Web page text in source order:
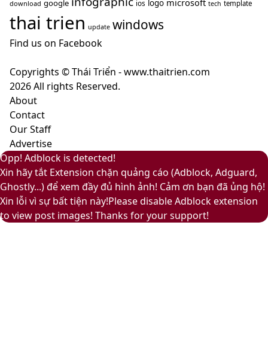
nghĩa
gì?
Fuzz
–
của
nhã
nhặn
và
ấm
áp
download google ios logo microsoft tech template
thai trien update windows
Find us on Facebook
Copyrights © Thái Triển - www.thaitrien.com
2026 All rights Reserved.
About
Contact
Our Staff
Advertise
Facebook
X
LinkedIn
YouTube
Google
Play
Back
to
top
button
Close
Opp! Adblock is detected!
Xin hãy tắt Extension chặn quảng cáo (Adblock, Adguard,
Ghostly...) để xem đầy đủ hình ảnh! Cảm ơn bạn đã ủng hộ!
Xin lỗi vì sự bất tiện này!Please disable Adblock extension
to view post images! Thanks for your support!